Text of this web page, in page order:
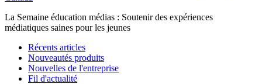
La Semaine éducation médias : Soutenir des expériences
médiatiques saines pour les jeunes
Récents articles
Nouveautés produits
Nouvelles de l'entreprise
Fil d'actualité